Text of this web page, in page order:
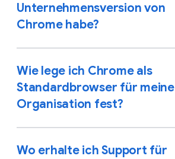
Unternehmensversion von
Chrome habe?
Wie lege ich Chrome als
Standardbrowser für meine
Organisation fest?
Wo erhalte ich Support für